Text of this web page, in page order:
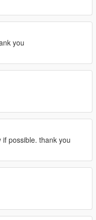
you
if possible. thank you